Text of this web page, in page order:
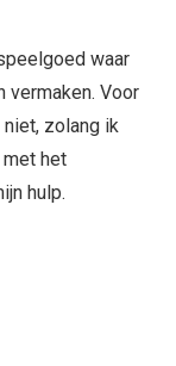
waar
vermaken. Voor
zolang ik
het
hulp.